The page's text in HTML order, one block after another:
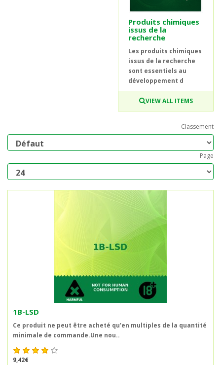
Produits chimiques
issus de la
recherche
Les produits chimiques
issus de la recherche
sont essentiels au
développement d
VIEW ALL ITEMS
Classement
Page
1B-LSD
Ce produit ne peut être acheté qu’en multiples de la quantité
minimale de commande.Une nou..
9,42€